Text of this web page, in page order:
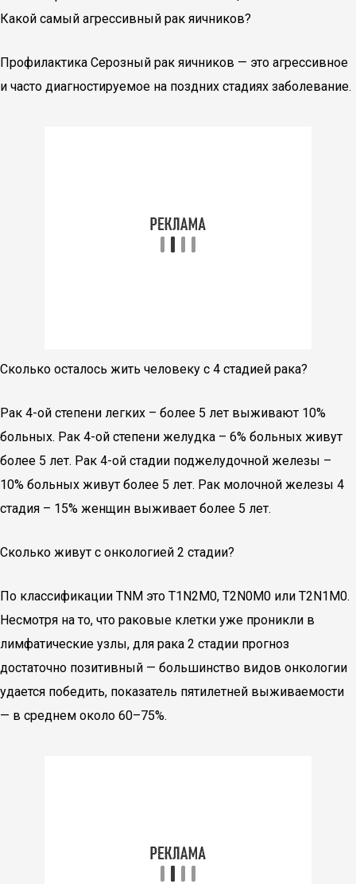
Какой самый агрессивный рак яичников?
Профилактика Серозный рак яичников — это агрессивное
и часто диагностируемое на поздних стадиях заболевание.
Сколько осталось жить человеку с 4 стадией рака?
Рак 4-ой степени легких – более 5 лет выживают 10%
больных. Рак 4-ой степени желудка – 6% больных живут
более 5 лет. Рак 4-ой стадии поджелудочной железы –
10% больных живут более 5 лет. Рак молочной железы 4
стадия – 15% женщин выживает более 5 лет.
Сколько живут с онкологией 2 стадии?
По классификации TNM это T1N2M0, T2N0M0 или T2N1M0.
Несмотря на то, что раковые клетки уже проникли в
лимфатические узлы, для рака 2 стадии прогноз
достаточно позитивный — большинство видов онкологии
удается победить, показатель пятилетней выживаемости
— в среднем около 60–75%.